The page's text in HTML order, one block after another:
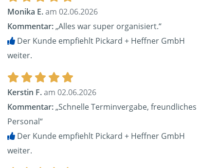
Monika E.am 02.06.2026
Kommentar:„Alles war super organisiert.“
Der Kunde empfiehlt Pickard + Heffner GmbH
weiter.
Kerstin F.am 02.06.2026
Kommentar:„Schnelle Terminvergabe, freundliches
Personal“
Der Kunde empfiehlt Pickard + Heffner GmbH
weiter.